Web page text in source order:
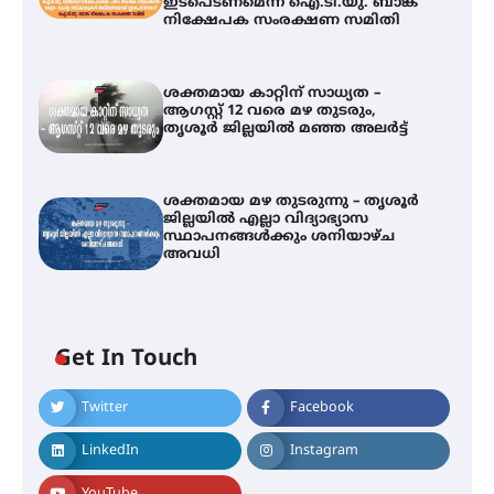
നിക്ഷേപക സംരക്ഷണ സമിതി
ശക്തമായ കാറ്റിന് സാധ്യത –
ആഗസ്റ്റ് 12 വരെ മഴ തുടരും,
തൃശൂർ ജില്ലയിൽ മഞ്ഞ അലർട്ട്
ശക്തമായ മഴ തുടരുന്നു – തൃശൂർ
ജില്ലയിൽ എല്ലാ വിദ്യാഭ്യാസ
സ്ഥാപനങ്ങൾക്കും ശനിയാഴ്ച
അവധി
Get In Touch
Twitter Facebook
LinkedIn Instagram
ഐ.ടി.യു. ബാങ്കിലെ
നിക്ഷേപകർക്ക് പണം തിരികെ
ലഭ്യമാക്കാൻ കേന്ദ്ര-കേരള
സർക്കാരുകൾ അടിയന്തരമായി
ഇടപെടണമെന്ന് ഐ.ടി.യു. ബാങ്ക്
നിക്ഷേപക സംരക്ഷണ സമിതി